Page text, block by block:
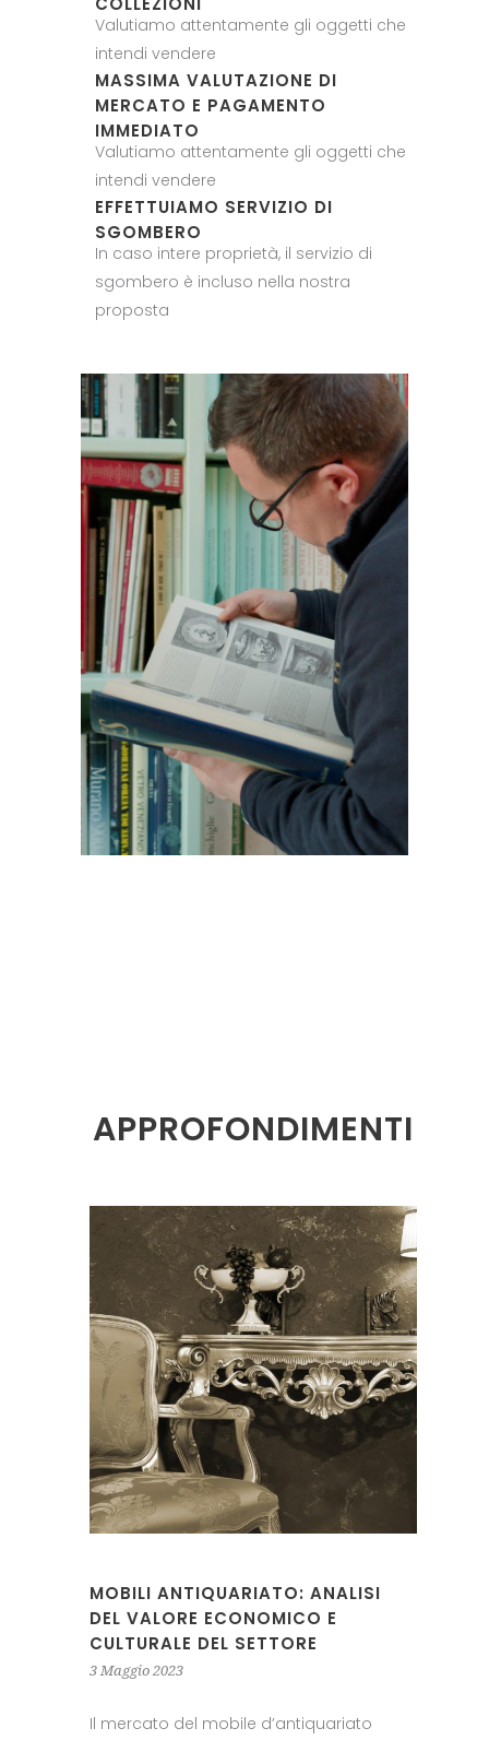
Valutiamo attentamente gli oggetti che
intendi vendere
MASSIMA VALUTAZIONE DI
MERCATO E PAGAMENTO
IMMEDIATO
Valutiamo attentamente gli oggetti che
intendi vendere
EFFETTUIAMO SERVIZIO DI
SGOMBERO
In caso intere proprietà, il servizio di
sgombero è incluso nella nostra
proposta
APPROFONDIMENTI
MOBILI ANTIQUARIATO: ANALISI
DEL VALORE ECONOMICO E
CULTURALE DEL SETTORE
3 Maggio 2023
Il mercato del mobile d’antiquariato